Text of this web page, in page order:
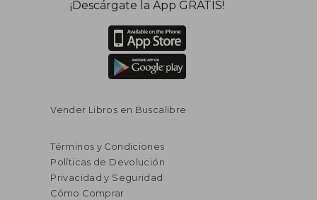
¡Descárgate la App GRATIS!
Vender Libros en Buscalibre
Términos y Condiciones
Políticas de Devolución
Privacidad y Seguridad
Cómo Comprar